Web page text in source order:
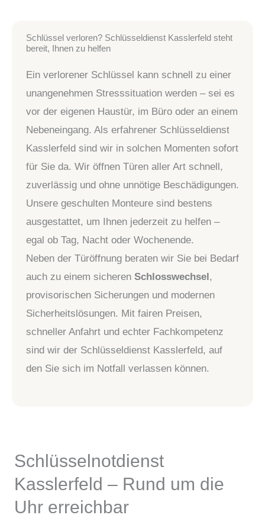
Schlüssel verloren? Schlüsseldienst Kasslerfeld steht
bereit, Ihnen zu helfen
Ein verlorener Schlüssel kann schnell zu einer
unangenehmen Stresssituation werden – sei es
vor der eigenen Haustür, im Büro oder an einem
Nebeneingang. Als erfahrener Schlüsseldienst
Kasslerfeld sind wir in solchen Momenten sofort
für Sie da. Wir öffnen Türen aller Art schnell,
zuverlässig und ohne unnötige Beschädigungen.
Unsere geschulten Monteure sind bestens
ausgestattet, um Ihnen jederzeit zu helfen –
egal ob Tag, Nacht oder Wochenende.
Neben der Türöffnung beraten wir Sie bei Bedarf
auch zu einem sicheren Schlosswechsel,
provisorischen Sicherungen und modernen
Sicherheitslösungen. Mit fairen Preisen,
schneller Anfahrt und echter Fachkompetenz
sind wir der Schlüsseldienst Kasslerfeld, auf
den Sie sich im Notfall verlassen können.
Schlüsselnotdienst
Kasslerfeld – Rund um die
Uhr erreichbar